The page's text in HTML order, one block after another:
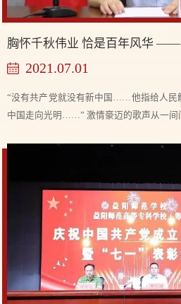
2021.07.01
“没有共产党就没有新中国……他指给人民
中国走向光明……” 激情豪迈的歌声从一间
我校隆重举行升旗仪式，全校师生齐唱...